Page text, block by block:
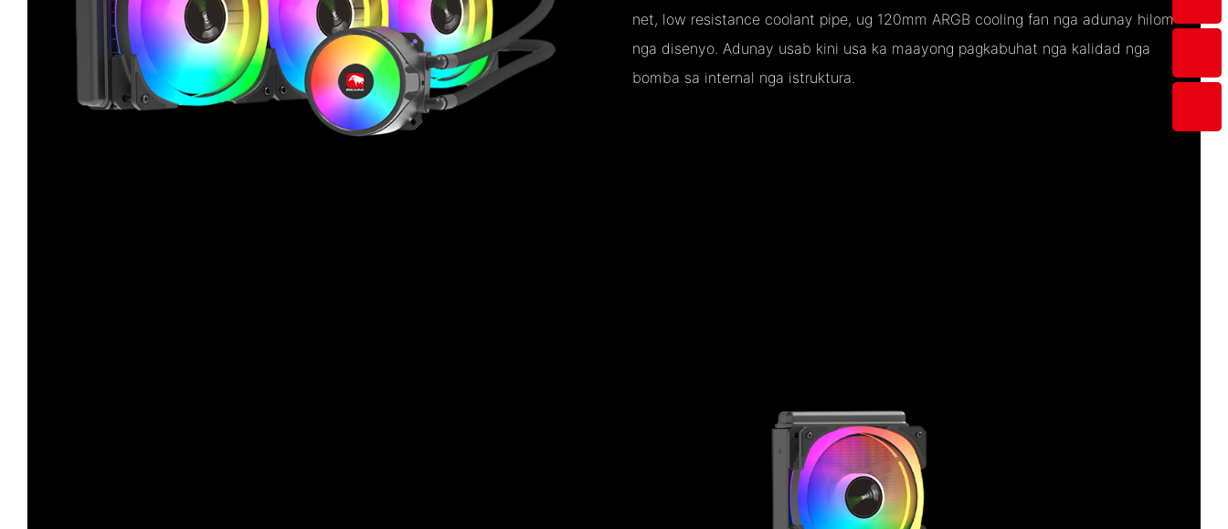
net, low resistance coolant pipe, ug 120mm ARGB cooling fan nga adunay hilom
nga disenyo. Adunay usab kini usa ka maayong pagkabuhat nga kalidad nga
bomba sa internal nga istruktura.